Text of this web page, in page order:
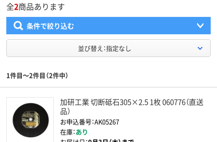
全2商品あります
条件で絞り込む
並び替え：指定なし
1件目～2件目（2件中）
加研工業 切断砥石305×2.5 1枚 060776（直送
品）
お申込番号：AK05267
在庫：あり